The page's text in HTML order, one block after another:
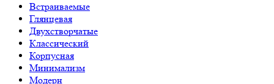
Встраиваемые
Глянцевая
Двухстворчатые
Классический
Корпусная
Минимализм
Модерн